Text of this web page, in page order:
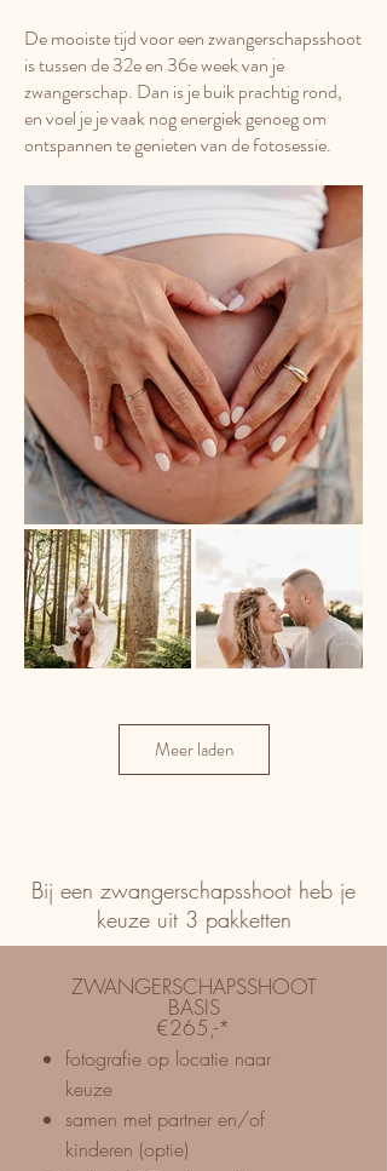
De mooiste tijd voor een zwangerschapsshoot
is tussen de 32e en 36e week van je
zwangerschap. Dan is je buik prachtig rond,
en voel je je vaak nog energiek genoeg om
ontspannen te genieten van de fotosessie.
Meer laden
Bij een zwangerschapsshoot heb je
keuze uit 3 pakketten
ZWANGERSCHAPSSHOOT
BASIS
€265,-*
fotografie op locatie naar
keuze
samen met partner en/of
kinderen (optie)